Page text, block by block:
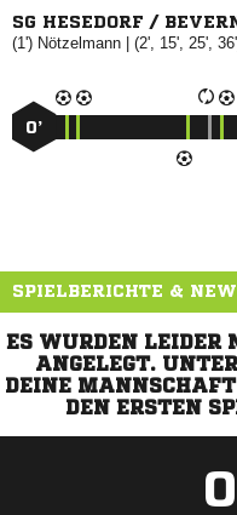
SG HESEDORF /
(1')  | (2', 15', 25',
0’
SPIELBERICHTE &
ES WURDEN LEIDER
ANGELEGT.
DEINE
DEN ERSTEN
0